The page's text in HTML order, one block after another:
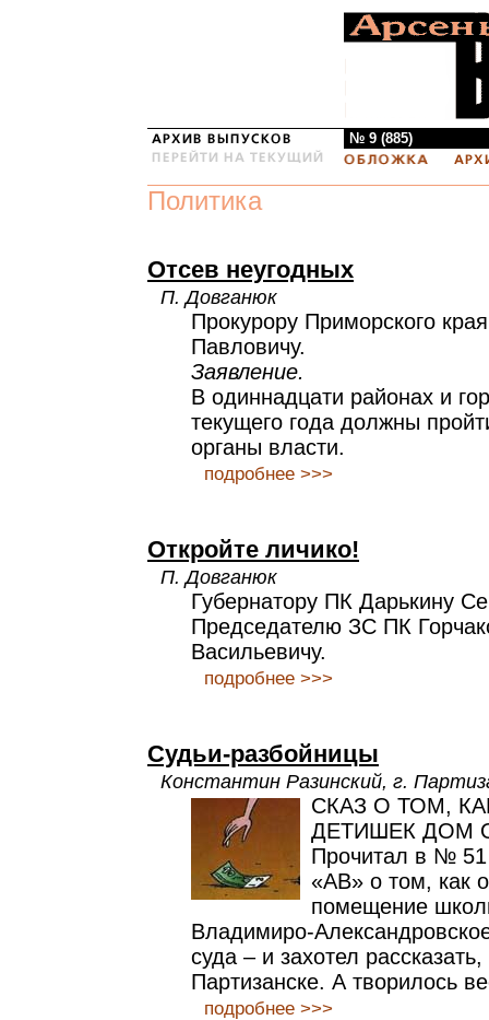
№ 9 (885)
Политика
Отсев неугодных
П. Довганюк
Прокурору Приморского
Павловичу.
Заявление.
В одиннадцати районах и
текущего года должны
органы власти.
подробнее >>>
Откройте личико!
П. Довганюк
Губернатору ПК Дарькину
Председателю ЗС ПК
Васильевичу.
подробнее >>>
Судьи-разбойницы
Константин Разинский, г.
СКАЗ О ТОМ,
ДЕТИШЕК ДОМ
Прочитал в №
«АВ» о том, как
помещение
Владимиро-
суда – и захотел
Партизанске. А творилось
подробнее >>>